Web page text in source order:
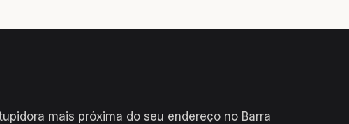
mais próxima do seu endereço no Barra